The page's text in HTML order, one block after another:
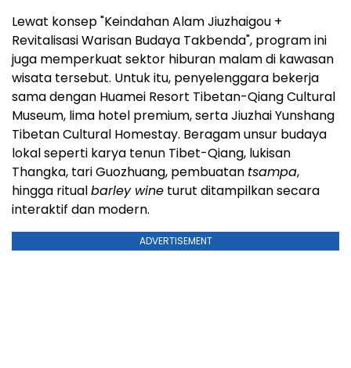
Lewat konsep "Keindahan Alam Jiuzhaigou +
Revitalisasi Warisan Budaya Takbenda", program ini
juga memperkuat sektor hiburan malam di kawasan
wisata tersebut. Untuk itu, penyelenggara bekerja
sama dengan Huamei Resort Tibetan-Qiang Cultural
Museum, lima hotel premium, serta Jiuzhai Yunshang
Tibetan Cultural Homestay. Beragam unsur budaya
lokal seperti karya tenun Tibet-Qiang, lukisan
Thangka, tari Guozhuang, pembuatan tsampa,
hingga ritualbarley wine turut ditampilkan secara
interaktif dan modern.
ADVERTISEMENT